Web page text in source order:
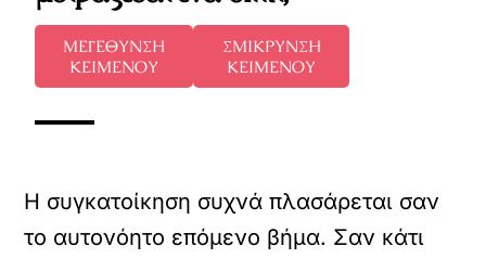
ΜΕΓΕΘΥΝΣΗ
ΚΕΙΜΕΝΟΥ
ΣΜΙΚΡΥΝΣΗ
ΚΕΙΜΕΝΟΥ
Η συγκατοίκηση συχνά πλασάρεται σαν
το αυτονόητο επόμενο βήμα. Σαν κάτι